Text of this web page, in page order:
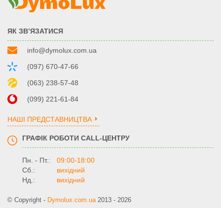
ЯК ЗВ’ЯЗАТИСЯ
info@dymolux.com.ua
(097) 670-47-66
(063) 238-57-48
(099) 221-61-84
НАШІ ПРЕДСТАВНИЦТВА
ГРАФІК РОБОТИ CALL-ЦЕНТРУ
Пн. - Пт.:
09:00-18:00
Сб.:
вихідний
Нд.:
вихідний
© Copyright - Dymolux.com.ua 2013 - 2026